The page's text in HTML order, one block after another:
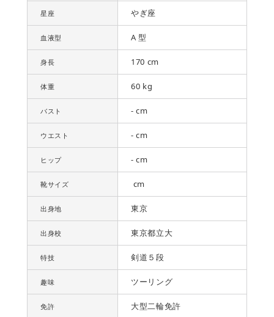
星座 やぎ座
血液型 A 型
身長 170 cm
体重 60 kg
バスト - cm
ウエスト - cm
ヒップ - cm
靴サイズ cm
出身地 東京
出身校 東京都立大
特技 剣道５段
趣味 ツーリング
免許 大型二輪免許